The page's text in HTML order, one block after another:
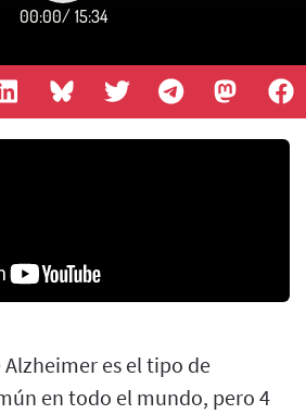
00:00/ 15:34
es el tipo de
en todo el mundo, pero 4